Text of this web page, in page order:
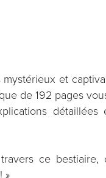
et
de 192 pages
détaillées
ce
»